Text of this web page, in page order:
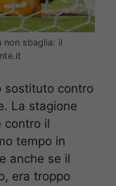
non sbaglia: il
sostituto contro
La stagione
contro il
tempo in
anche se il
era troppo